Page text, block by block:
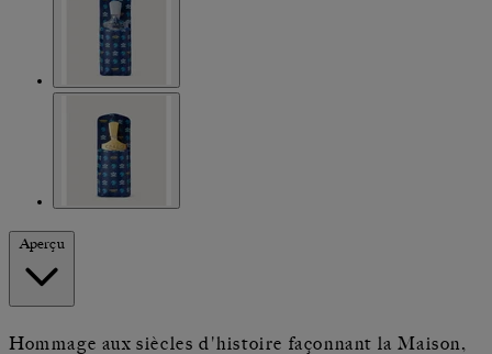
Aperçu
Hommage aux siècles d'histoire façonnant la Maison,